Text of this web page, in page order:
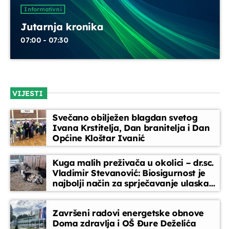
UPRAVO ETERU
Informativni
Jutarnja kronika
07:00 - 07:30
DANAS NA PROGRAMU
07:30 - 07:35
Informativni
Jutarnja kronika
07:00 - 07:30
VIJESTI
Svečano obilježen blagdan svetog
Ivana Krstitelja, Dan branitelja i Dan
Općine Kloštar Ivanić
Kuga malih preživača u okolici – dr.sc.
Vladimir Stevanović: Biosigurnost je
najbolji način za sprječavanje ulaska
bolesti
Završeni radovi energetske obnove
Doma zdravlja i OŠ Đure Deželića